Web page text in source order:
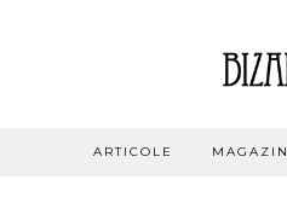
ARTICOLE